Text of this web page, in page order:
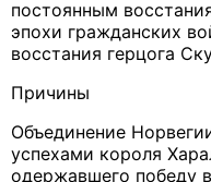
постоянным
эпохи гражданских
восстания герцога
Причины
Объединение
успехами короля
одержавшего победу